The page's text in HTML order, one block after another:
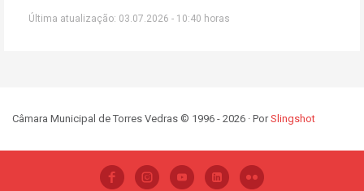
Última atualização: 03.07.2026 - 10:40 horas
Câmara Municipal de Torres Vedras © 1996 - 2026 · PorSlingshot